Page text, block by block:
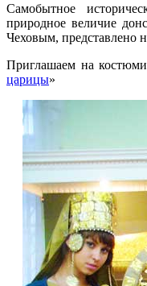
Самобытное
природное величие
Чеховым, представлено
Приглашаем на
царицы»